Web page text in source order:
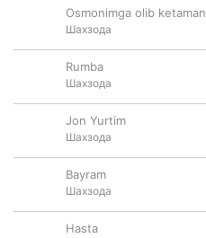
Osmonimga olib ketaman
Шахзода
Rumba
Шахзода
Jon Yurtim
Шахзода
Bayram
Шахзода
Hasta